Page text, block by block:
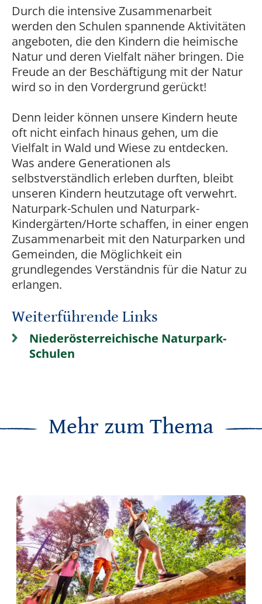
Durch die intensive Zusammenarbeit
werden den Schulen spannende Aktivitäten
angeboten, die den Kindern die heimische
Natur und deren Vielfalt näher bringen. Die
Freude an der Beschäftigung mit der Natur
wird so in den Vordergrund gerückt!
Denn leider können unsere Kindern heute
oft nicht einfach hinaus gehen, um die
Vielfalt in Wald und Wiese zu entdecken.
Was andere Generationen als
selbstverständlich erleben durften, bleibt
unseren Kindern heutzutage oft verwehrt.
Naturpark-Schulen und Naturpark-
Kindergärten/Horte schaffen, in einer engen
Zusammenarbeit mit den Naturparken und
Gemeinden, die Möglichkeit ein
grundlegendes Verständnis für die Natur zu
erlangen.
Weiterführende Links
Niederösterreichische Naturpark-
Schulen
Mehr zum Thema